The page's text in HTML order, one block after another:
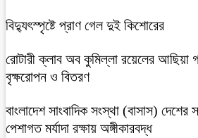
বিদ্যুৎস্পৃষ্টে প্রাণ গেল দুই কিশোরের
রোটারী ক্লাব অব কুমিল্লা রয়েলের আছিয়া
বৃক্ষরোপন ও বিতরণ
বাংলাদেশ সাংবাদিক সংস্থা (বাসাস) দেশের
পেশাগত মর্যাদা রক্ষায় অঙ্গীকারবদ্ধ